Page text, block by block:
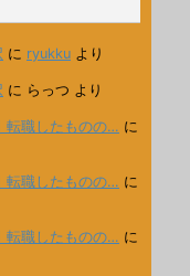
に ryukku より
に らっつ より
転職したものの… に
転職したものの… に
転職したものの… に